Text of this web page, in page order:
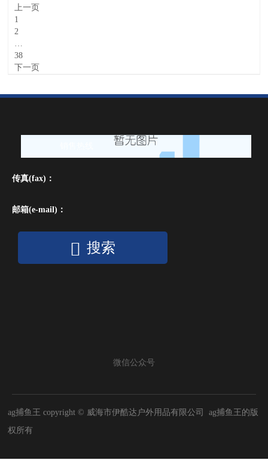
上一页
1
2
38
下一页
传真(fax)：
邮箱(e-mail)：
搜索
微信公众号
ag捕鱼王 copyright © 威海市伊酷达户外用品有限公司 ag捕鱼王的版
权所有